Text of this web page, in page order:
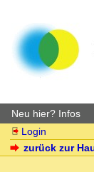
Neu hier? Infos
Login
zurück zur